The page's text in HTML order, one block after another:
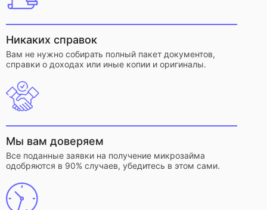
Никаких справок
Вам не нужно собирать полный пакет документов,
справки о доходах или иные копии и оригиналы.
Мы вам доверяем
Все поданные заявки на получение микрозайма
одобряются в 90% случаев, убедитесь в этом сами.